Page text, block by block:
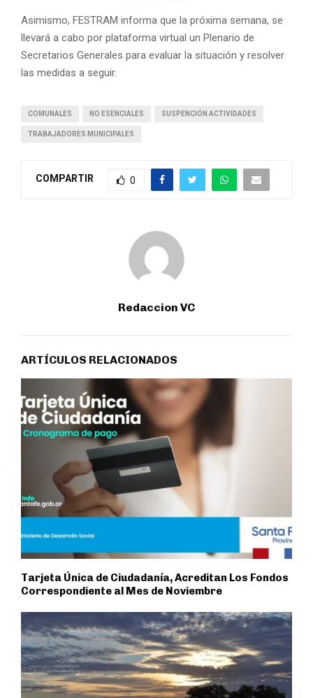
Asimismo, FESTRAM informa que la próxima semana, se
llevará a cabo por plataforma virtual un Plenario de
Secretarios Generales para evaluar la situación y resolver
las medidas a seguir.
COMUNALES NO ESENCIALES SUSPENCIÓN ACTIVIDADES
TRABAJADORES MUNICIPALES
COMPARTIR 0
Redaccion VC
ARTÍCULOS RELACIONADOS
Tarjeta Única de Ciudadanía, Acreditan Los Fondos
Correspondiente al Mes de Noviembre